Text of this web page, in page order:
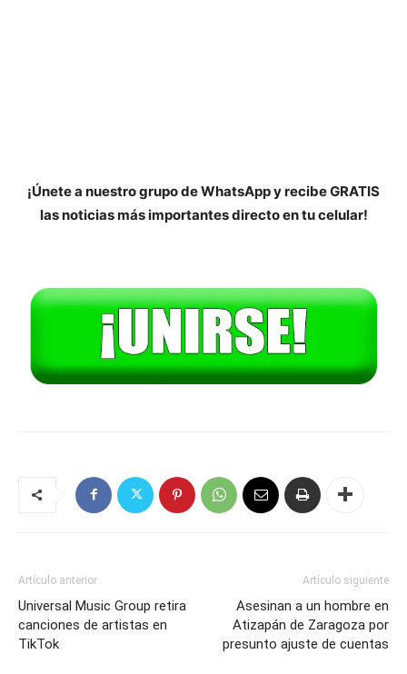
¡Únete a nuestro grupo de WhatsApp y recibe GRATIS
las noticias más importantes directo en tu celular!
Artículo anterior
Universal Music Group retira
canciones de artistas en
TikTok
Artículo siguiente
Asesinan a un hombre en
Atizapán de Zaragoza por
presunto ajuste de cuentas